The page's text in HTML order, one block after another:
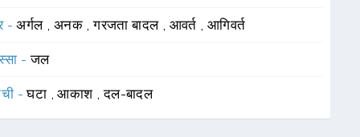
-अर्गल , अनक ,गरजता बादल , आवर्त , आगिवर्त
-जल
-घटा ,आकाश ,दल-बादल